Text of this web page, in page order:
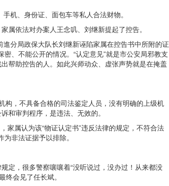
机、身份证、面包车等私人合法财物。
属依法对办案人王念叽、刘继新提起了控告。
分局政保大队长刘继新诬陷家属在控告书中所附的证
、不能公开的情况。“认定意见”就是市公安局邪教支
帮助控告的人。如此兴师动众、虚张声势就是在掩盖
，不具备合格的司法鉴定人员，没有明确的上级机
和审判程序，是违法、无效的。
家属认为该“物证认定书”违反法律的规定，不符合法
非法证据予以排除。
定，很多警察嚷嚷着“没听说过，没办过！从来都没
会见了任长斌。